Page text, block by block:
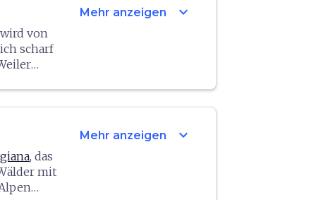
von
scharf
auf
Teil
Turm
Sitz
Mehr anzeigen expand_more
, das
mit
Mehr anzeigen expand_more